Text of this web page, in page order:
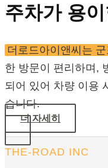
주차가 용이
더로드아이앤씨는
한 방문이 편리하며,
되어 있어 차량 이용
습니다.
더 자세히
THE-ROAD INC